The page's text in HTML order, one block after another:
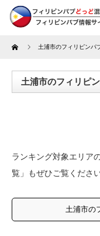
Home 土浦市のフィリピンパ
土浦市のフィリピ
ランキング対象エリア
覧」もぜひご覧ください
土浦市の